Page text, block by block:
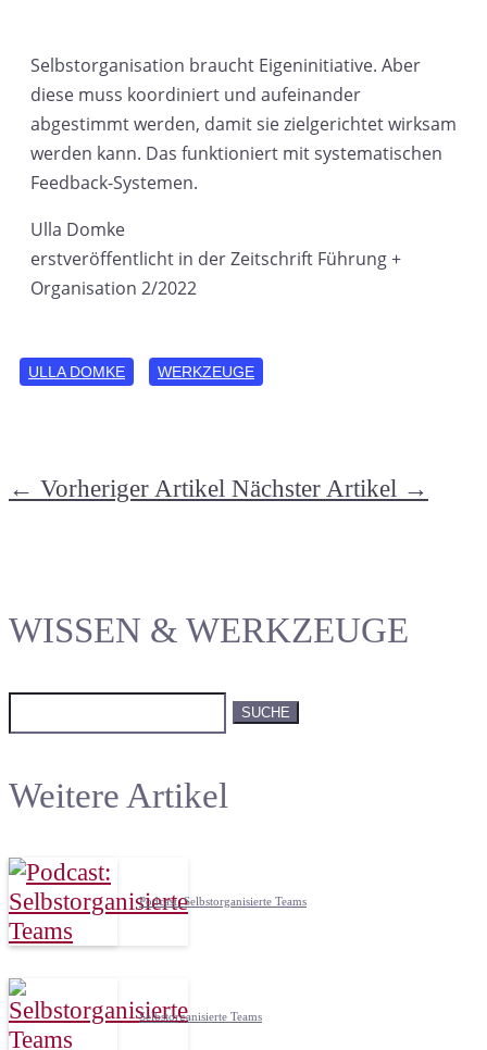
Selbstorganisation braucht Eigeninitiative. Aber
diese muss koordiniert und aufeinander
abgestimmt werden, damit sie zielgerichtet wirksam
werden kann. Das funktioniert mit systematischen
Feedback-Systemen.
Ulla Domke
erstveröffentlicht in der Zeitschrift Führung +
Organisation 2/2022
ULLA DOMKE WERKZEUGE
← Vorheriger Artikel Nächster Artikel →
WISSEN & WERKZEUGE
nach:
Weitere Artikel
Podcast: Selbstorganisierte Teams
Selbstorganisierte Teams